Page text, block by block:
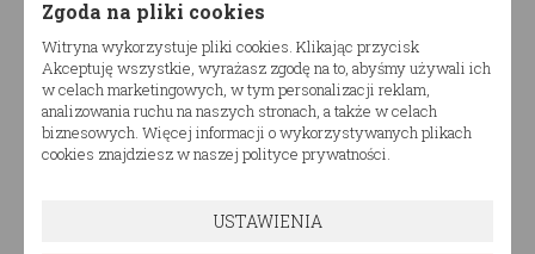
Opis produktu
Łóżko drewniane dziecięce TIAN AP
Komfort i nowoczesny designsprawi, że łóżko
drewniane dziecięce TIAN AP doda niepowtarzalnego
Zgoda na pliki cookies
Witryna wykorzystuje pliki cookies. Klikając przycisk
Akceptuję wszystkie, wyrażasz zgodę na to, abyśmy używali ich
w celach marketingowych, w tym personalizacji reklam,
analizowania ruchu na naszych stronach, a także w celach
biznesowych. Więcej informacji o wykorzystywanych plikach
cookies znajdziesz w naszej polityce prywatności.
USTAWIENIA